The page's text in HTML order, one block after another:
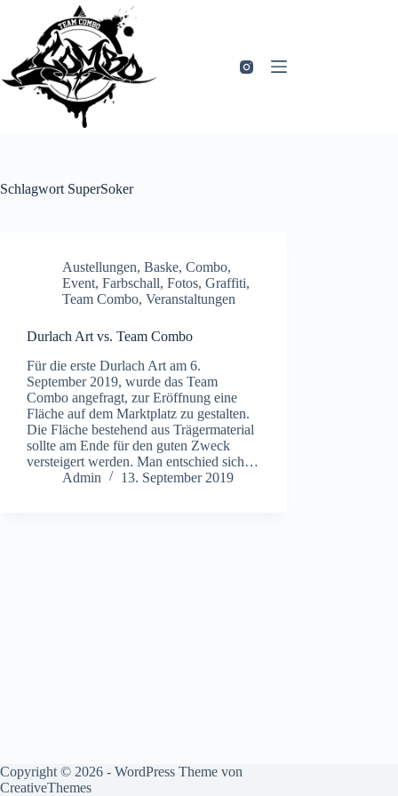
springen
Schlagwort SuperSoker
Austellungen, Baske, Combo,
Event, Farbschall, Fotos, Graffiti,
Team Combo, Veranstaltungen
Durlach Art vs. Team Combo
Für die erste Durlach Art am 6.
September 2019, wurde das Team
Combo angefragt, zur Eröffnung eine
Fläche auf dem Marktplatz zu gestalten.
Die Fläche bestehend aus Trägermaterial
sollte am Ende für den guten Zweck
versteigert werden. Man entschied sich…
Admin
13. September 2019
Copyright © 2026 - WordPress Theme von
CreativeThemes